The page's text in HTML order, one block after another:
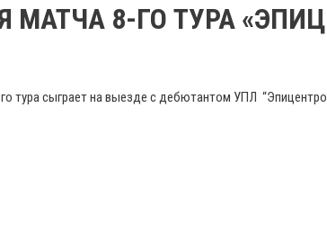
8-ГО ТУРА
тура сыграет на выезде с дебютантом УПЛ